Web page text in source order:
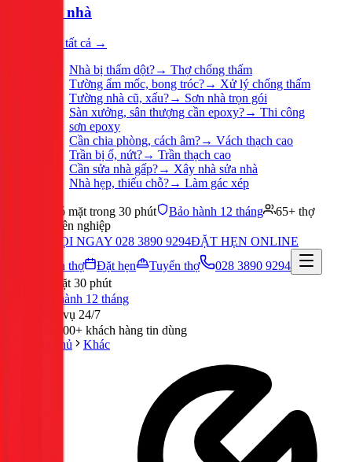
Sửa nhà
Xem tất cả →
Nhà bị thấm dột?→ Thợ chống thấm
Tường ẩm mốc, bong tróc?→ Xử lý chống thấm
Tường nhà cũ, xấu?→ Sơn nhà trọn gói
Sàn xưởng, sân thượng cần epoxy?→ Thi công
sơn epoxy
Cần chia phòng, cách âm?→ Vách thạch cao
Trần bị ố, nứt?→ Trần thạch cao
Cần sửa nhà gấp?→ Xây nhà sửa nhà
Nhà hẹp, thiếu chỗ?→ Làm gác xép
Có mặt trong 30 phút Bảo hành 12 tháng
65+ thợ
chuyên nghiệp
GỌI NGAY 028 3890 9294ĐẶT HẸN ONLINE
Tuyển thợ
Đặt hẹn Tuyển thợ
028 3890 9294
Có mặt 30 phút
Bảo hành 12 tháng
Phục vụ 24/7
300,000+ khách hàng tin dùng
Trang chủ
Khác